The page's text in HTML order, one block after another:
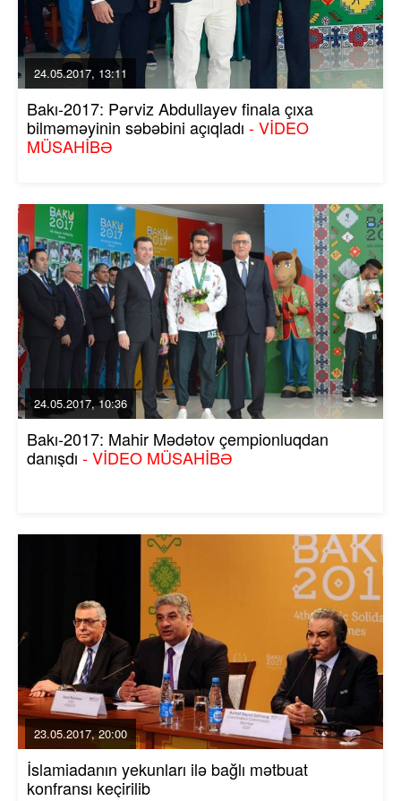
24.05.2017, 13:11
Bakı-2017: Pərviz Abdullayev finala çıxa
bilməməyinin səbəbini açıqladı - VİDEO
MÜSAHİBƏ
24.05.2017, 10:36
Bakı-2017: Mahir Mədətov çempionluqdan
danışdı - VİDEO MÜSAHİBƏ
23.05.2017, 20:00
İslamiadanın yekunları ilə bağlı mətbuat
konfransı keçirilib